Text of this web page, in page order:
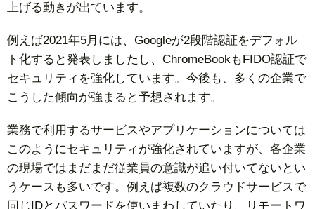
上げる動きが出ています。
例えば2021年5月には、Googleが2段階認証をデフォル
ト化すると発表しましたし、ChromeBookもFIDO認証で
セキュリティを強化しています。今後も、多くの企業で
こうした傾向が強まると予想されます。
業務で利用するサービスやアプリケーションについては
このようにセキュリティが強化されていますが、各企業
の現場ではまだまだ従業員の意識が追い付いてないとい
うケースも多いです。例えば複数のクラウドサービスで
同じIDとパスワードを使いまわしていたり、リモートワ